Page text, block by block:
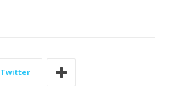
Twitter